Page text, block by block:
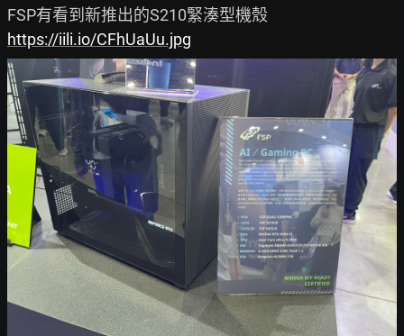
https://iili.io/CFhUaUu.jpg